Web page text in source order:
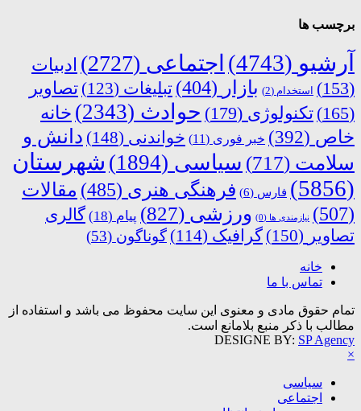
برچسب ها
آرشیو (4743) اجتماعی (2727)
ادبیات
(153)
استخدام (2) بازار (404) تبلیغات (123)
تصاویر
(165)
تکنولوژی (179) حوادث (2343)
خانه
خاص (392) خبر فوری (11) خواندنی (148)
دانش و
سلامت (717) سیاسی (1894)
شهرستان
(5856)
فارس (6) فرهنگی هنری (485)
مقالات
(507)
نیازمندی ها (0) ورزشی (827) پیام (18)
گالری
تصاویر (150) گرافیک (114) گوناگون (53)
خانه
تماس با ما
تمام حقوق مادی و معنوی این سایت محفوظ می باشد و استفاده از
مطالب با ذکر منبع بلامانع است.
DESIGNE BY: SP Agency
×
سیاسی
اجتماعی